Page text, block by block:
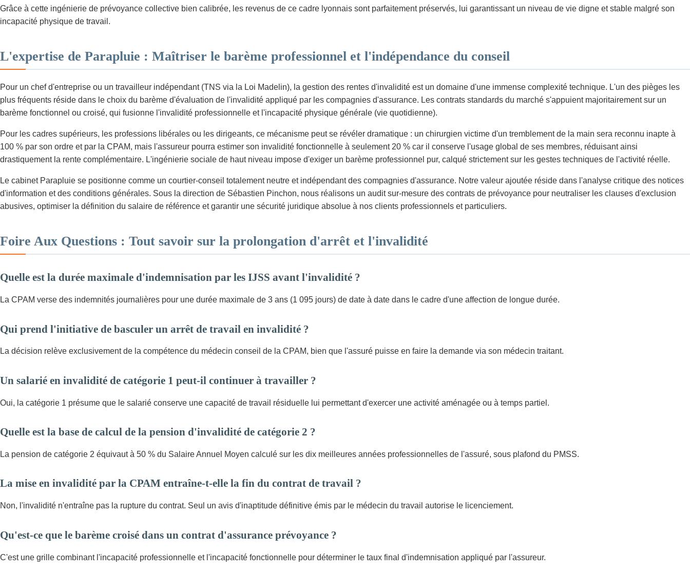
Grâce à cette ingénierie de prévoyance collective bien calibrée, les revenus de ce cadre lyonnais sont parfaitement préservés, lui garantissant un niveau de vie digne et stable malgré son
incapacité physique de travail.
L'expertise de Parapluie : Maîtriser le barème professionnel et l'indépendance du conseil
Pour un chef d'entreprise ou un travailleur indépendant (TNS via la Loi Madelin), la gestion des rentes d'invalidité est un domaine d'une immense complexité technique. L'un des pièges les
plus fréquents réside dans le choix du barème d'évaluation de l'invalidité appliqué par les compagnies d'assurance. Les contrats standards du marché s'appuient majoritairement sur un
barème fonctionnel ou croisé, qui fusionne l'invalidité professionnelle et l'incapacité physique générale (vie quotidienne).
Pour les cadres supérieurs, les professions libérales ou les dirigeants, ce mécanisme peut se révéler dramatique : un chirurgien victime d'un tremblement de la main sera reconnu inapte à
100 % par son ordre et par la CPAM, mais l'assureur pourra estimer son invalidité fonctionnelle à seulement 20 % car il conserve l'usage global de ses membres, réduisant ainsi
drastiquement la rente complémentaire. L'ingénierie sociale de haut niveau impose d'exiger un barème professionnel pur, calqué strictement sur les gestes techniques de l'activité réelle.
Le cabinet Parapluie se positionne comme un courtier-conseil totalement neutre et indépendant des compagnies d'assurance. Notre valeur ajoutée réside dans l'analyse critique des notices
d'information et des conditions générales. Sous la direction de Sébastien Pinchon, nous réalisons un audit sur-mesure des contrats de prévoyance pour neutraliser les clauses d'exclusion
abusives, optimiser la définition du salaire de référence et garantir une sécurité juridique absolue à nos clients professionnels et particuliers.
Foire Aux Questions : Tout savoir sur la prolongation d'arrêt et l'invalidité
Quelle est la durée maximale d'indemnisation par les IJSS avant l'invalidité ?
La CPAM verse des indemnités journalières pour une durée maximale de 3 ans (1 095 jours) de date à date dans le cadre d'une affection de longue durée.
Qui prend l'initiative de basculer un arrêt de travail en invalidité ?
La décision relève exclusivement de la compétence du médecin conseil de la CPAM, bien que l'assuré puisse en faire la demande via son médecin traitant.
Un salarié en invalidité de catégorie 1 peut-il continuer à travailler ?
Oui, la catégorie 1 présume que le salarié conserve une capacité de travail résiduelle lui permettant d'exercer une activité aménagée ou à temps partiel.
Quelle est la base de calcul de la pension d'invalidité de catégorie 2 ?
La pension de catégorie 2 équivaut à 50 % du Salaire Annuel Moyen calculé sur les dix meilleures années professionnelles de l'assuré, sous plafond du PMSS.
La mise en invalidité par la CPAM entraîne-t-elle la fin du contrat de travail ?
Non, l'invalidité n'entraîne pas la rupture du contrat. Seul un avis d'inaptitude définitive émis par le médecin du travail autorise le licenciement.
Qu'est-ce que le barème croisé dans un contrat d'assurance prévoyance ?
C'est une grille combinant l'incapacité professionnelle et l'incapacité fonctionnelle pour déterminer le taux final d'indemnisation appliqué par l'assureur.